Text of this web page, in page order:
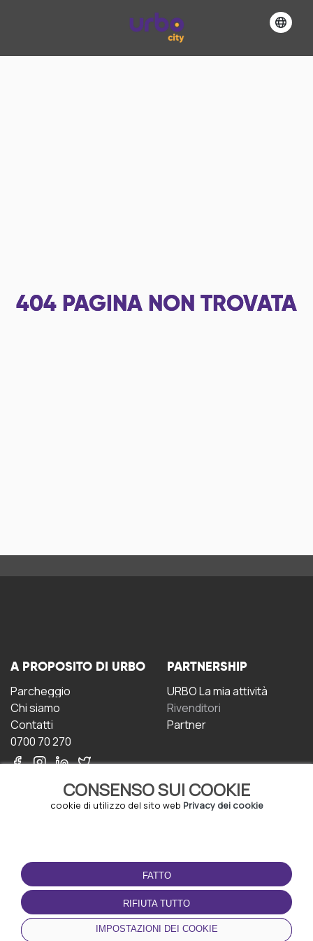
404 PAGINA NON TROVATA
CONSENSO SUI COOKIE
cookie di utilizzo del sito web Privacy dei cookie
FATTO
RIFIUTA TUTTO
IMPOSTAZIONI DEI COOKIE
A PROPOSITO DI URBO
Parcheggio
Chi siamo
Contatti
0700 70 270
PARTNERSHIP
URBO La mia attività
Rivenditori
Partner
CONDIZIONI D'USO
Termini e Condizioni
Politica sulla riservatezza
Gestione dei Cookie
SCARICA L'APP